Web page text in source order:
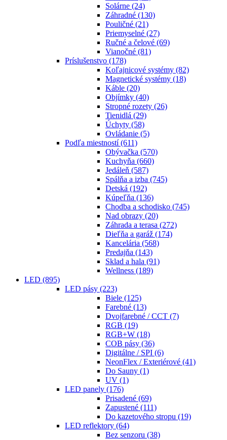
Solárne (24)
Záhradné (130)
Pouličné (21)
Priemyselné (27)
Ručné a čelové (69)
Vianočné (81)
Príslušenstvo (178)
Koľajnicové systémy (82)
Magnetické systémy (18)
Káble (20)
Objímky (40)
Stropné rozety (26)
Tienidlá (29)
Úchyty (58)
Ovládanie (5)
Podľa miestností(611)
Obývačka (570)
Kuchyňa (660)
Jedáleň (587)
Spálňa a izba (745)
Detská (192)
Kúpeľňa (136)
Chodba a schodisko (745)
Nad obrazy (20)
Záhrada a terasa (272)
Dieľňa a garáž (174)
Kancelária (568)
Predajňa (143)
Sklad a hala (91)
Wellness (189)
LED (895)
LED pásy (223)
Biele (125)
Farebné (13)
Dvojfarebné / CCT (7)
RGB (19)
RGB+W (18)
COB pásy (36)
Digitálne / SPI (6)
NeonFlex / Exteriérové (41)
Do Sauny (1)
UV (1)
LED panely (176)
Prisadené (69)
Zapustené (111)
Do kazetového stropu (19)
LED reflektory (64)
Bez senzoru (38)